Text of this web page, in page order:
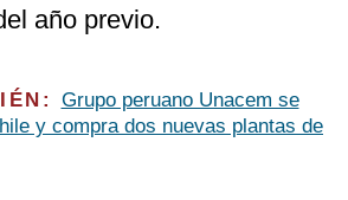
año previo.
Grupo peruano Unacem se
y compra dos nuevas plantas de